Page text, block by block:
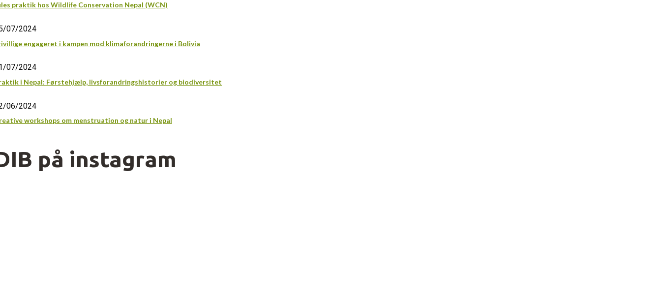
praktik hos Wildlife Conservation Nepal (WCN)
07/2024
engageret i kampen mod klimaforandringerne i Bolivia
07/2024
i Nepal: Førstehjælp, livsforandringshistorier og biodiversitet
06/2024
workshops om menstruation og natur i Nepal
på instagram